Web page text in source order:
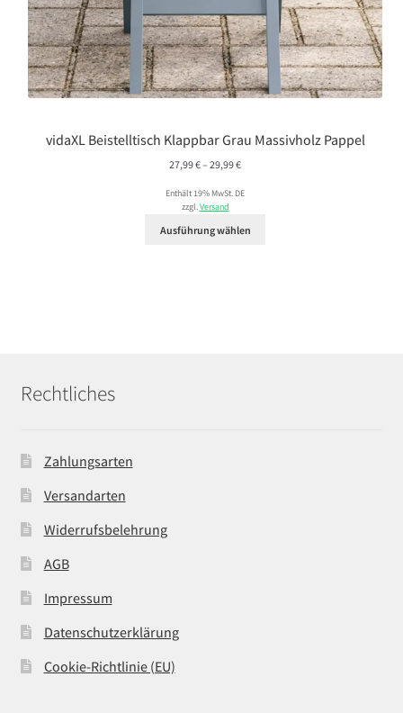
vidaXL Beistelltisch Klappbar Grau Massivholz Pappel
27,99€– 29,99€Preisspanne:
bis
Enthält 19% MwSt. DE
zzgl.Versand
Ausführung wählen
Rechtliches
Zahlungsarten
Versandarten
Widerrufsbelehrung
AGB
Impressum
Datenschutzerklärung
Cookie-Richtlinie (EU)